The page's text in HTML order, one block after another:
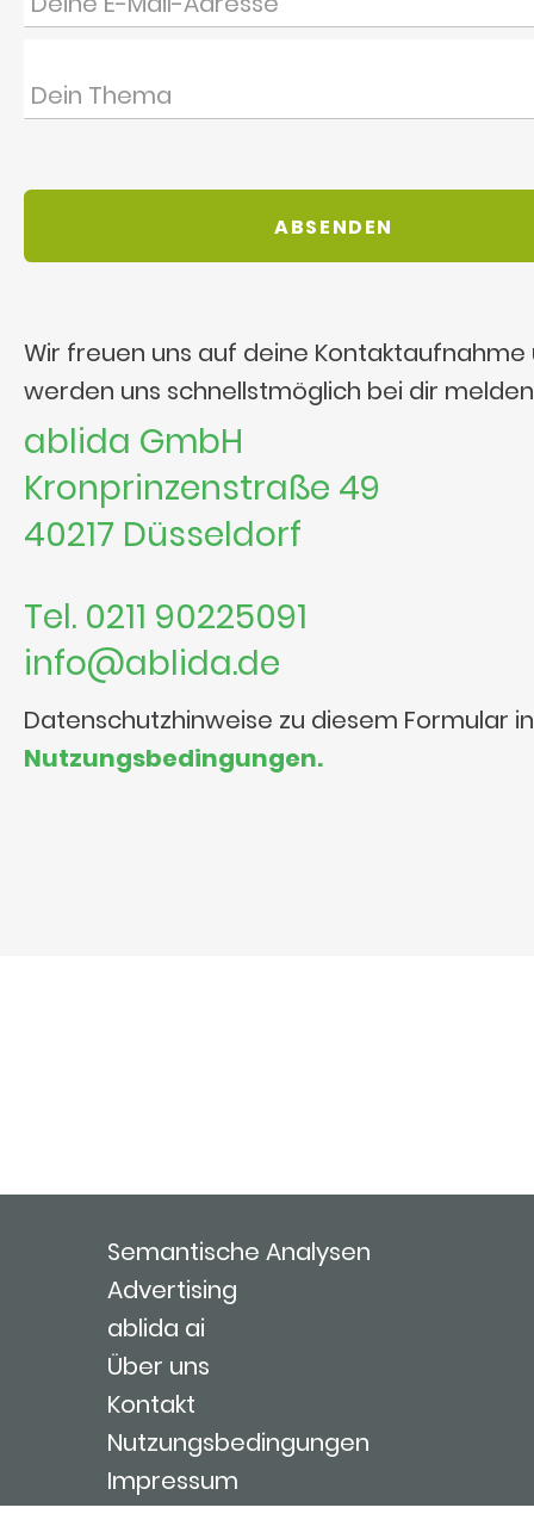
Wir freuen uns auf deine Kontaktaufnahme
werden uns schnellstmöglich bei dir
ablida GmbH
Kronprinzenstraße 49
40217 Düsseldorf
Tel. 0211 90225091
info@ablida.de
Datenschutzhinweise zu diesem Formular
Nutzungsbedingungen.
Semantische Analysen
Advertising
ablida ai
Über uns
Kontakt
Nutzungsbedingungen
Impressum